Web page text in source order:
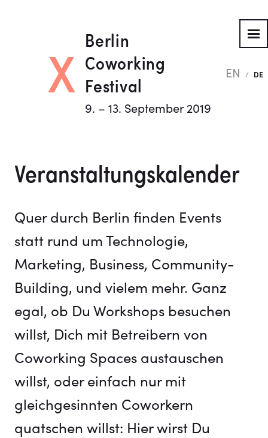
EN / DE
X
Berlin
Coworking
Festival
9. – 13. September 2019
Veranstaltungskalender
Quer durch Berlin finden Events
statt rund um Technologie,
Marketing, Business, Community-
Building, und vielem mehr. Ganz
egal, ob Du Workshops besuchen
willst, Dich mit Betreibern von
Coworking Spaces austauschen
willst, oder einfach nur mit
gleichgesinnten Coworkern
quatschen willst: Hier wirst Du